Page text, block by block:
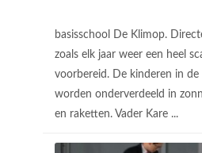
basisschool De Klimop.
zoals elk jaar weer een heel
voorbereid. De kinderen in
worden onderverdeeld in
en raketten. Vader Kare ...